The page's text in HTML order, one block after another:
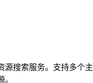
源搜索服务。支持多个主